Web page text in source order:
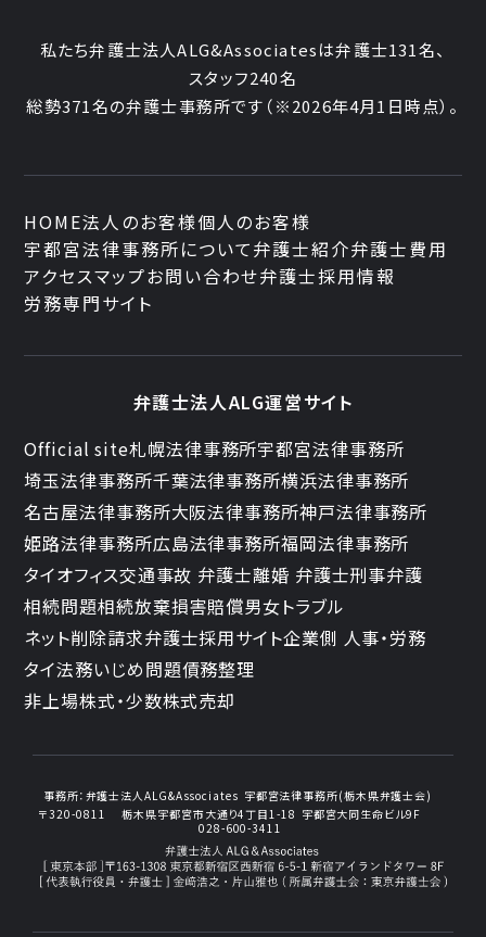
私たち弁護士法人ALG&Associatesは弁護士131名、
スタッフ240名
総勢371名の弁護士事務所です （※2026年4月1日時点）。
HOME法人のお客様個人のお客様
宇都宮法律事務所について弁護士紹介弁護士費用
アクセスマップお問い合わせ弁護士採用情報
労務専門サイト
弁護士法人ALG運営サイト
Official site札幌法律事務所宇都宮法律事務所
埼玉法律事務所千葉法律事務所横浜法律事務所
名古屋法律事務所大阪法律事務所神戸法律事務所
姫路法律事務所広島法律事務所福岡法律事務所
タイオフィス交通事故 弁護士離婚 弁護士刑事弁護
相続問題相続放棄損害賠償男女トラブル
ネット削除請求弁護士採用サイト企業側 人事・労務
タイ法務いじめ問題債務整理
非上場株式・少数株式売却
事務所： 弁護士法人ALG&Associates 宇都宮法律事務所(栃木県弁護士会)
〒320-0811
栃木県宇都宮市大通り4丁目1-18 宇都宮大同生命ビル9F
028-600-3411